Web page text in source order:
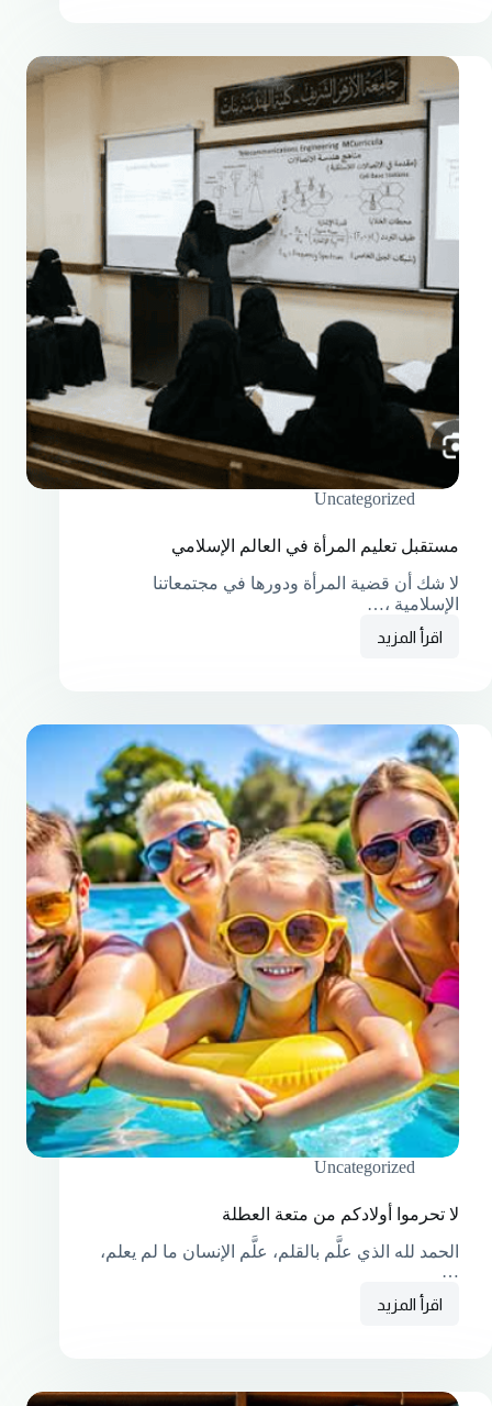
Uncategorized
مستقبل تعليم المرأة في العالم الإسلامي
لا شك أن قضية المرأة ودورها في مجتمعاتنا
الإسلامية ،…
اقرأ المزيد
Uncategorized
لا تحرموا أولادكم من متعة العطلة
الحمد لله الذي علَّم بالقلم، علَّم الإنسان ما لم يعلم،
…
اقرأ المزيد